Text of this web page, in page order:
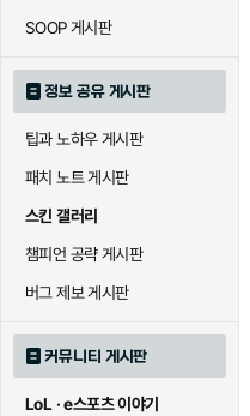
SOOP 게시판
정보 공유 게시판
팁과 노하우 게시판
패치 노트 게시판
스킨 갤러리
챔피언 공략 게시판
버그 제보 게시판
커뮤니티 게시판
LoL · e스포츠 이야기